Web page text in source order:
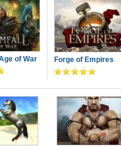
of War Forge of Empires